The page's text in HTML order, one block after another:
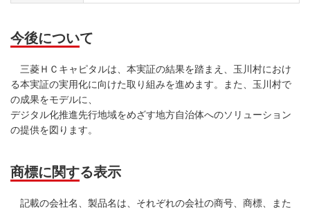
今後について
三菱ＨＣキャピタルは、本実証の結果を踏まえ、玉川村におけ
る本実証の実用化に向けた取り組みを進めます。また、玉川村で
の成果をモデルに、
デジタル化推進先行地域をめざす地方自治体へのソリューション
の提供を図ります。
商標に関する表示
記載の会社名、製品名は、それぞれの会社の商号、商標、また